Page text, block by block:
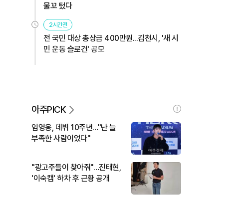
물꼬 텄다
2시간전
전 국민 대상 총상금 400만원...김천시, '새 시
민 운동 슬로건' 공모
아주PICK
임영웅, 데뷔 10주년…"난 늘
부족한 사람이었다"
"광고주들이 찾아줘"…진태현,
'이숙캠' 하차 후 근황 공개